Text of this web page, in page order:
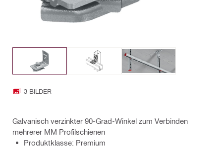
3 BILDER
Galvanisch verzinkter 90-Grad-Winkel zum Verbinden
mehrerer MM Profilschienen
Produktklasse: Premium